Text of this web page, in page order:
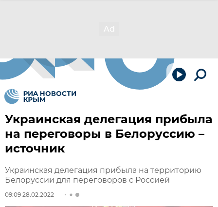
Украинская делегация прибыла
на переговоры в Белоруссию –
источник
Украинская делегация прибыла на территорию
Белоруссии для переговоров с Россией
09:09 28.02.2022